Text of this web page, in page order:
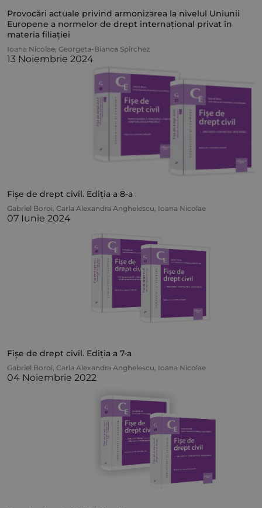
Provocări actuale privind armonizarea la nivelul Uniunii
Europene a normelor de drept internațional privat în
materia filiației
Ioana Nicolae, Georgeta-Bianca Spîrchez
13 Noiembrie 2024
Fișe de drept civil. Ediția a 8-a
Gabriel Boroi, Carla Alexandra Anghelescu, Ioana Nicolae
07 Iunie 2024
Fișe de drept civil. Ediția a 7-a
Gabriel Boroi, Carla Alexandra Anghelescu, Ioana Nicolae
04 Noiembrie 2022